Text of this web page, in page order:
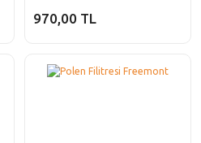
970,00 TL